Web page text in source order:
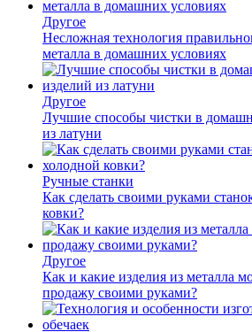
Другое
Несложная технология
металла в домашних условиях
Другое
Лучшие способы чистки в
из латуни
Ручные станки
Как сделать своими руками
ковки?
Другое
Как и какие изделия из металла
продажу своими руками?